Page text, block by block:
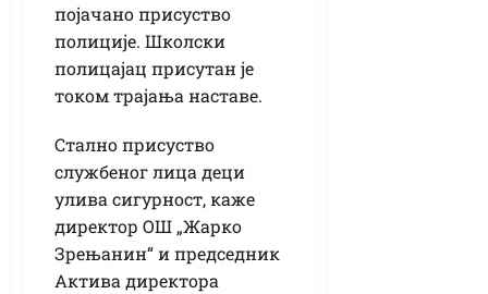
појачано присуство
полиције. Школски
полицајац присутан је
током трајања наставе.
Стално присуство
службеног лица деци
улива сигурност, каже
директор ОШ „Жарко
Зрењанин“ и председник
Актива директора